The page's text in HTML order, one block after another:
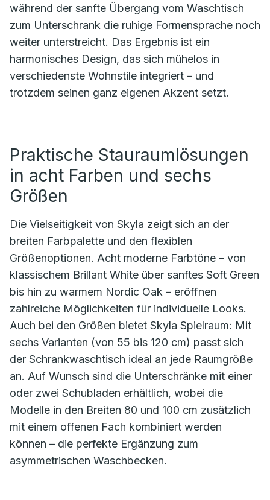
während der sanfte Übergang vom Waschtisch
zum Unterschrank die ruhige Formensprache noch
weiter unterstreicht. Das Ergebnis ist ein
harmonisches Design, das sich mühelos in
verschiedenste Wohnstile integriert – und
trotzdem seinen ganz eigenen Akzent setzt.
Praktische Stauraumlösungen
in acht Farben und sechs
Größen
Die Vielseitigkeit von Skyla zeigt sich an der
breiten Farbpalette und den flexiblen
Größenoptionen. Acht moderne Farbtöne – von
klassischem Brillant White über sanftes Soft Green
bis hin zu warmem Nordic Oak – eröffnen
zahlreiche Möglichkeiten für individuelle Looks.
Auch bei den Größen bietet Skyla Spielraum: Mit
sechs Varianten (von 55 bis 120 cm) passt sich
der Schrankwaschtisch ideal an jede Raumgröße
an. Auf Wunsch sind die Unterschränke mit einer
oder zwei Schubladen erhältlich, wobei die
Modelle in den Breiten 80 und 100 cm zusätzlich
mit einem offenen Fach kombiniert werden
können – die perfekte Ergänzung zum
asymmetrischen Waschbecken.